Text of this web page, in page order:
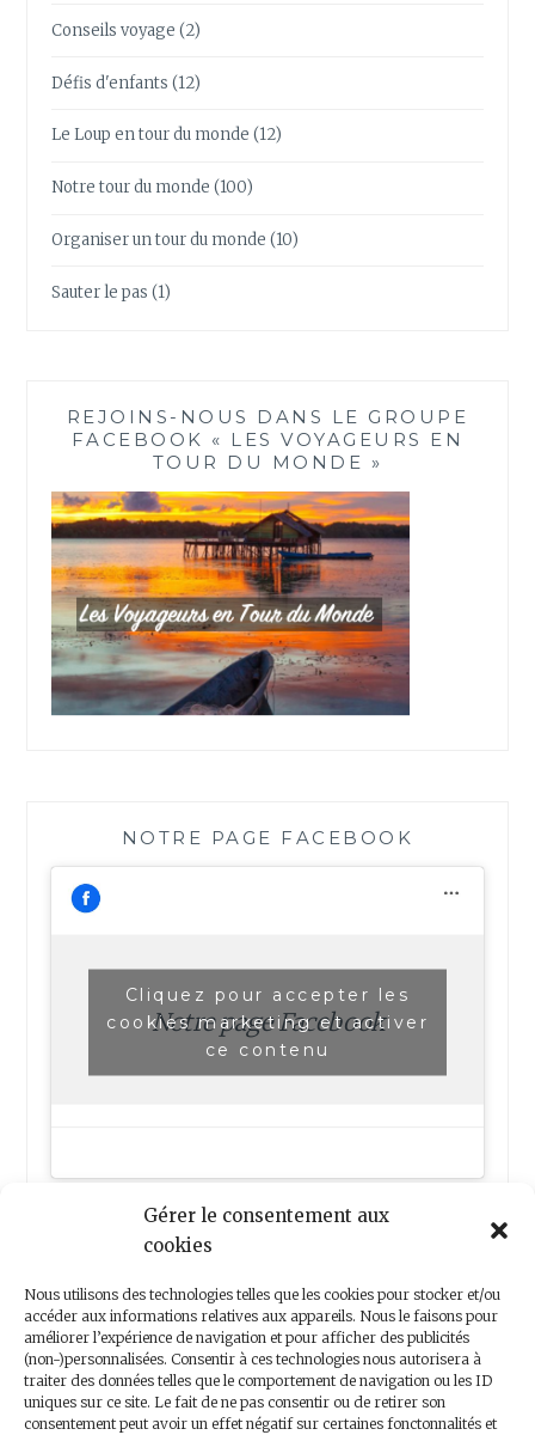
Gérer le consentement aux
cookies
Nous utilisons des technologies telles que les cookies pour stocker et/ou
accéder aux informations relatives aux appareils. Nous le faisons pour
améliorer l’expérience de navigation et pour afficher des publicités
(non-)personnalisées. Consentir à ces technologies nous autorisera à
traiter des données telles que le comportement de navigation ou les ID
uniques sur ce site. Le fait de ne pas consentir ou de retirer son
consentement peut avoir un effet négatif sur certaines fonctonnalités et
Conseils voyage (2)
Défis d'enfants (12)
Le Loup en tour du monde (12)
Notre tour du monde (100)
Organiser un tour du monde (10)
Sauter le pas (1)
REJOINS-NOUS DANS LE GROUPE
FACEBOOK « LES VOYAGEURS EN
TOUR DU MONDE »
NOTRE PAGE FACEBOOK
Notre page Facebook
Cliquez pour accepter les
cookies marketing et activer
ce contenu
Nous contacter